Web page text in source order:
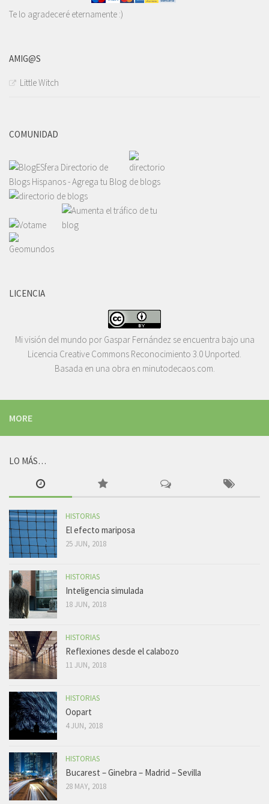
Te lo agradeceré eternamente :)
AMIG@S
Little Witch
COMUNIDAD
LICENCIA
Mi visión del mundo por Gaspar Fernández se encuentra bajo una
Licencia Creative Commons Reconocimiento 3.0 Unported.
Basada en una obra en minutodecaos.com.
MORE
LO MÁS…
HISTORIAS
El efecto mariposa
25 JUN, 2018
HISTORIAS
Inteligencia simulada
18 JUN, 2018
HISTORIAS
Reflexiones desde el calabozo
11 JUN, 2018
HISTORIAS
Oopart
4 JUN, 2018
HISTORIAS
Bucarest – Ginebra – Madrid – Sevilla
28 MAY, 2018